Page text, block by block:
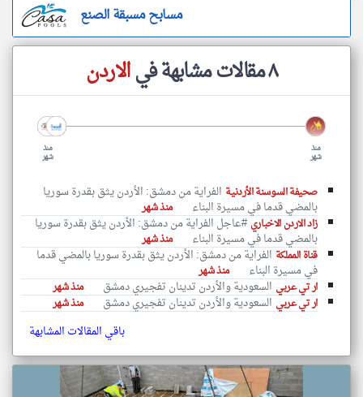
مسابح مسبقة الصنع
٨ مقالات مشابهة في الاردن
منذ
شهر
منذ
شهر
صحيفة السوسنة الأردنية الفراية من دمشق: الأردن يثق بقدرة سوريا
بالمضي قدما في مسيرة البناء
منذ شهر
زاد الاردن الاخباري #عاجل الفراية من دمشق: الأردن يثق بقدرة سوريا
بالمضي قدما في مسيرة البناء
منذ شهر
قناة المملكة الفراية من دمشق: الأردن يثق بقدرة سوريا بالمضي قدما
في مسيرة البناء
منذ شهر
ار تي عربي السعودية والأردن تدينان تفجيري دمشق
منذ شهر
ار تي عربي السعودية والأردن تدينان تفجيري دمشق منذ شهر
باقي المقالات المشابهة